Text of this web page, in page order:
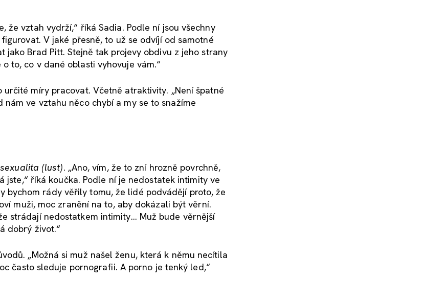
že vztah vydrží,“ říká Sadia. Podle ní jsou všechny
V jaké přesně, to už se odvíjí od samotné
jako Brad Pitt. Stejně tak projevy obdivu z jeho strany
to, co v dané oblasti vyhovuje vám.“
míry pracovat. Včetně atraktivity. „Není špatné
ve vztahu něco chybí a my se to snažíme
sexualita (lust). „Ano, vím, že to zní hrozně povrchně,
říká koučka. Podle ní je nedostatek intimity ve
bychom rády věřily tomu, že lidé podvádějí proto, že
muži, moc zranění na to, aby dokázali být věrní.
strádají nedostatkem intimity… Muž bude věrnější
dobrý život.“
„Možná si muž našel ženu, která k němu necítila
často sleduje pornografii. A porno je tenký led,“